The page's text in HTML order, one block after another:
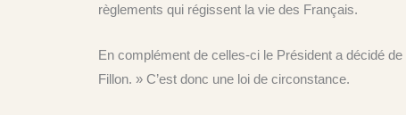
règlements qui régissent la vie des Français.
En complément de celles-ci le Président a décidé
Fillon. » C’est donc une loi de circonstance.